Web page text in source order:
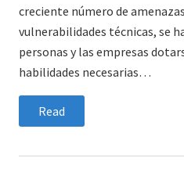
creciente número de
vulnerabilidades técnicas, se
personas y las empresas
habilidades necesarias…
Read